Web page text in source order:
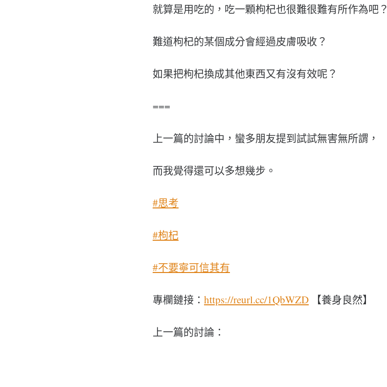
就算是用吃的，吃一顆枸杞也很難很難有所作為吧？
難道枸杞的某個成分會經過皮膚吸收？
如果把枸杞換成其他東西又有沒有效呢？
===
上一篇的討論中，蠻多朋友提到試試無害無所謂，
而我覺得還可以多想幾步。
#思考
#枸杞
#不要寧可信其有
專欄鏈接： https://reurl.cc/1QbWZD 【養身良然】
上一篇的討論：